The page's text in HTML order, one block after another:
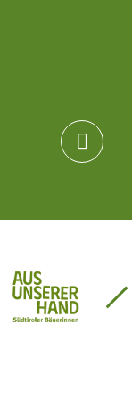

lernen -
für die
Aus unserer